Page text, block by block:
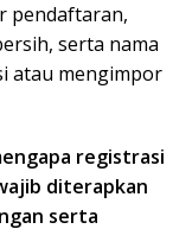
pendaftaran,
serta nama
atau mengimpor
registrasi
diterapkan
serta